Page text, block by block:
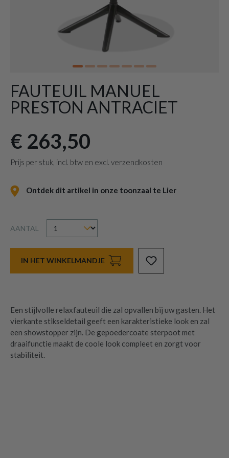
FAUTEUIL MANUEL
PRESTON ANTRACIET
€ 263,50
Prijs per stuk, incl. btw en excl. verzendkosten
Ontdek dit artikel in onze toonzaal te Lier
AANTAL
IN HET WINKELMANDJE
Een stijlvolle relaxfauteuil die zal opvallen bij uw gasten. Het
vierkante stikseldetail geeft een karakteristieke look en zal
een showstopper zijn. De gepoedercoate sterpoot met
draaifunctie maakt de coole look compleet en zorgt voor
stabiliteit.